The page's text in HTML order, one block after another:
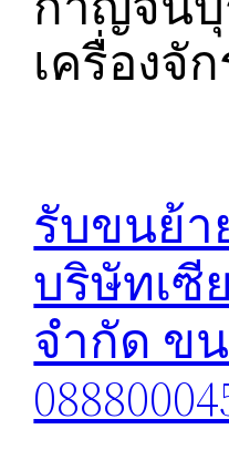
เครื่องจั
รับขนย้า
บริษัทเ
จำกัด ข